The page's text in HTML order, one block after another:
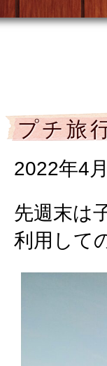
プチ旅
2022年4
先週末は
利用して